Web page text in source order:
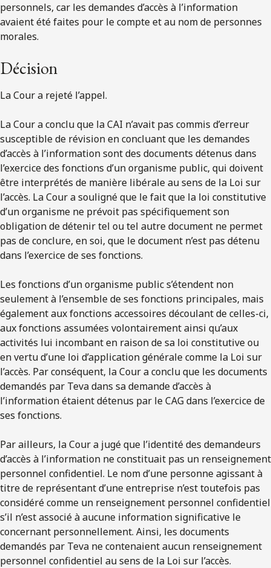
personnels, car les demandes d’accès à l’information
avaient été faites pour le compte et au nom de personnes
morales.
Décision
La Cour a rejeté l’appel.
La Cour a conclu que la CAI n’avait pas commis d’erreur
susceptible de révision en concluant que les demandes
d’accès à l’information sont des documents détenus dans
l’exercice des fonctions d’un organisme public, qui doivent
être interprétés de manière libérale au sens de la Loi sur
l’accès. La Cour a souligné que le fait que la loi constitutive
d’un organisme ne prévoit pas spécifiquement son
obligation de détenir tel ou tel autre document ne permet
pas de conclure, en soi, que le document n’est pas détenu
dans l’exercice de ses fonctions.
Les fonctions d’un organisme public s’étendent non
seulement à l’ensemble de ses fonctions principales, mais
également aux fonctions accessoires découlant de celles-ci,
aux fonctions assumées volontairement ainsi qu’aux
activités lui incombant en raison de sa loi constitutive ou
en vertu d’une loi d’application générale comme la Loi sur
l’accès. Par conséquent, la Cour a conclu que les documents
demandés par Teva dans sa demande d’accès à
l’information étaient détenus par le CAG dans l’exercice de
ses fonctions.
Par ailleurs, la Cour a jugé que l’identité des demandeurs
d’accès à l’information ne constituait pas un renseignement
personnel confidentiel. Le nom d’une personne agissant à
titre de représentant d’une entreprise n’est toutefois pas
considéré comme un renseignement personnel confidentiel
s’il n’est associé à aucune information significative le
concernant personnellement. Ainsi, les documents
demandés par Teva ne contenaient aucun renseignement
personnel confidentiel au sens de la Loi sur l’accès.